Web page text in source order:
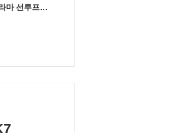
마 선루프